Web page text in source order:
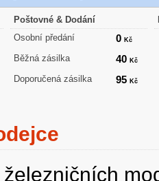
Poštovné & Dodání
Osobní předání
0 Kč
Běžná zásilka 40 Kč
Doporučená zásilka 95 Kč